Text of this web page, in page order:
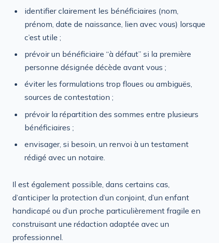
identifier clairement les bénéficiaires (nom,
prénom, date de naissance, lien avec vous) lorsque
c’est utile ;
prévoir un bénéficiaire “à défaut” si la première
personne désignée décède avant vous ;
éviter les formulations trop floues ou ambiguës,
sources de contestation ;
prévoir la répartition des sommes entre plusieurs
bénéficiaires ;
envisager, si besoin, un renvoi à un testament
rédigé avec un notaire.
Il est également possible, dans certains cas,
d’anticiper la protection d’un conjoint, d’un enfant
handicapé ou d’un proche particulièrement fragile en
construisant une rédaction adaptée avec un
professionnel.